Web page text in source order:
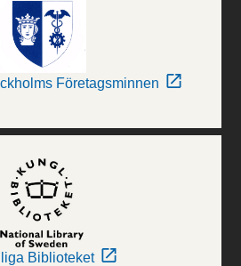
Företagsminnen
Biblioteket